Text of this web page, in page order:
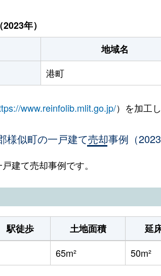
年）
地域名
港町
www.reinfolib.mlit.go.jp/）を加工
様似町の一戸建て売却事例（2023
建て売却事例です。
駅徒歩 土地面積 延
65m² 50m²